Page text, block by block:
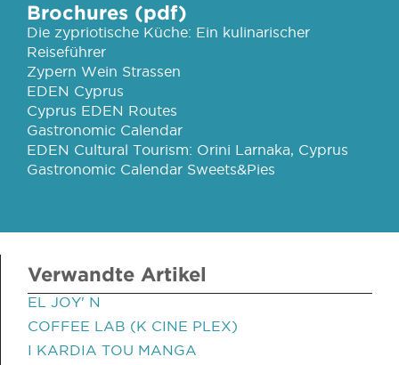
Brochures (pdf)
Die zypriotische Küche: Ein kulinarischer
Reiseführer
Zypern Wein Strassen
EDEN Cyprus
Cyprus EDEN Routes
Gastronomic Calendar
EDEN Cultural Tourism: Orini Larnaka, Cyprus
Gastronomic Calendar Sweets&Pies
Verwandte Artikel
EL JOY' N
COFFEE LAB (K CINE PLEX)
I KARDIA TOU MANGA